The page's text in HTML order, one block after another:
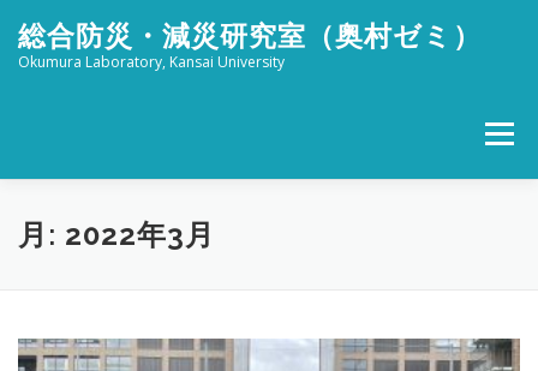
キ
総合防災・減災研究室（奥村ゼミ）
Okumura Laboratory, Kansai University
メニュー
ホーム メンバー
月: 2022年3月